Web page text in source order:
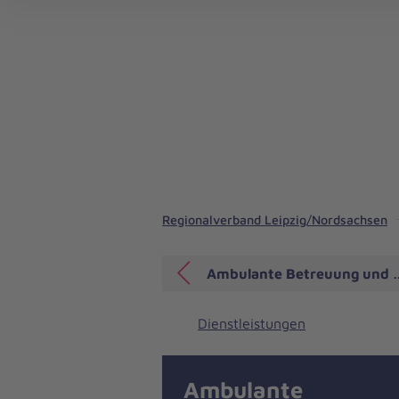
Regionalverband Leipzig/Nordsachsen
Ambulante Betreuung und
Dienstleistungen
Ambulante